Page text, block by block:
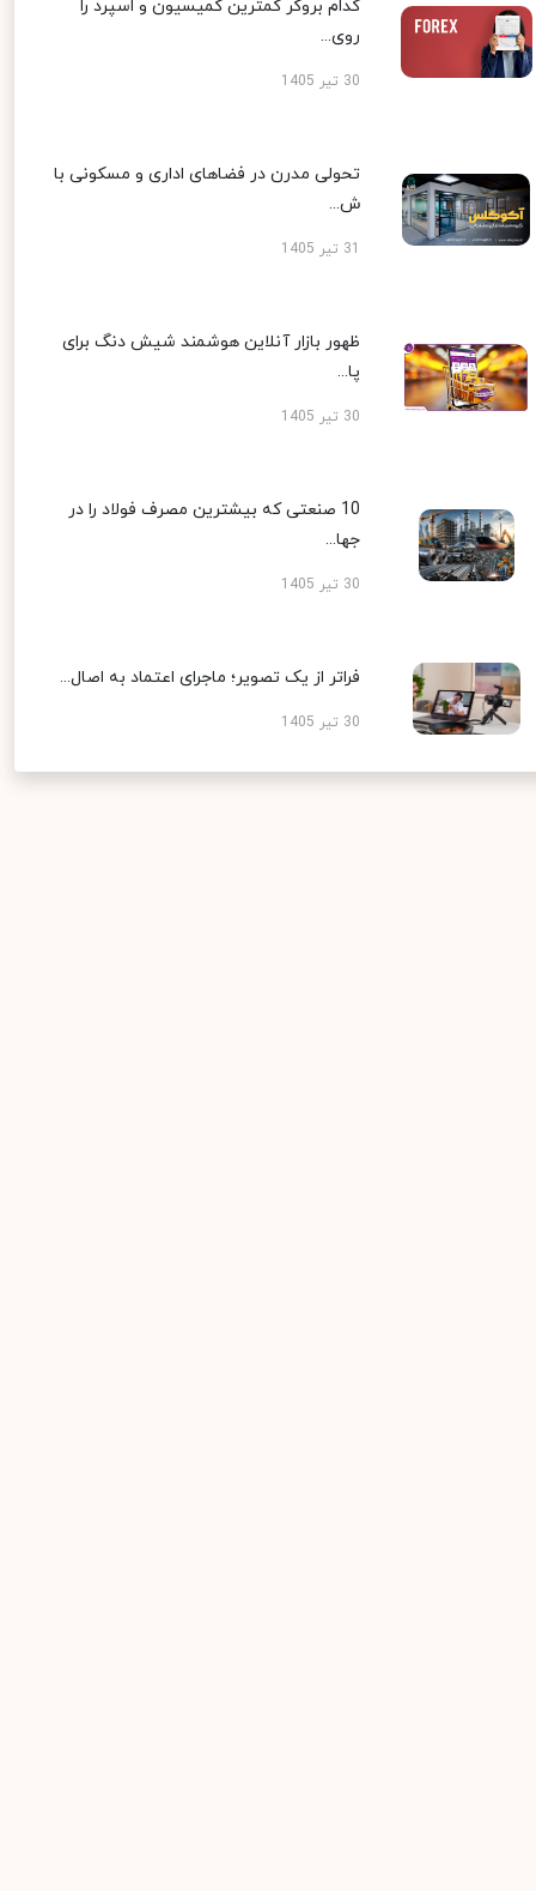
کدام بروکر کمترین کمیسیون و اسپرد را
روی...
30 تیر 1405
تحولی مدرن در فضاهای اداری و مسکونی با
ش...
ظهور بازار آنلاین هوشمند شیش دنگ برای
پا...
30 تیر 1405
10 صنعتی که بیشترین مصرف فولاد را در
جها...
30 تیر 1405
فراتر از یک تصویر؛ ماجرای اعتماد به اصال...
30 تیر 1405